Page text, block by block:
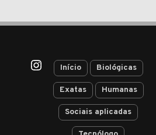
Início Biológicas
Exatas Humanas
Sociais aplicadas